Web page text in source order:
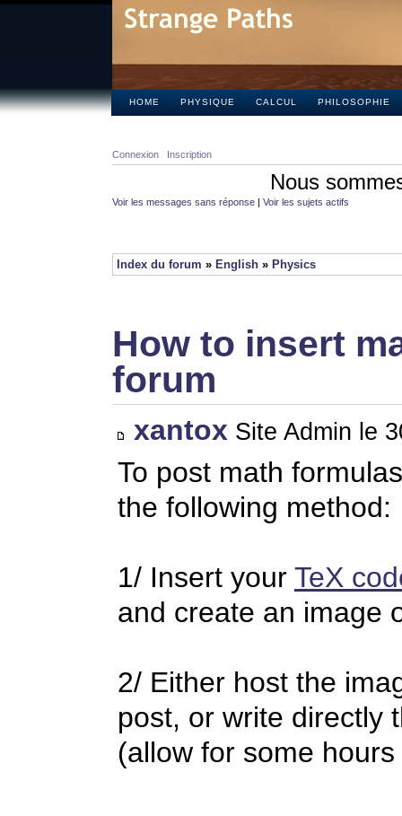
HOME PHYSIQUE CALCUL PHILOSOPHIE
Connexion Inscription
Nous
Voir les messages sans réponse | Voir les sujets actifs
Index du forum » English » Physics
How to insert
forum
xantox Site Admin le
To post math
the following method:
1/ Insert your TeX
and create an image
2/ Either host the
post, or write directly
(allow for some